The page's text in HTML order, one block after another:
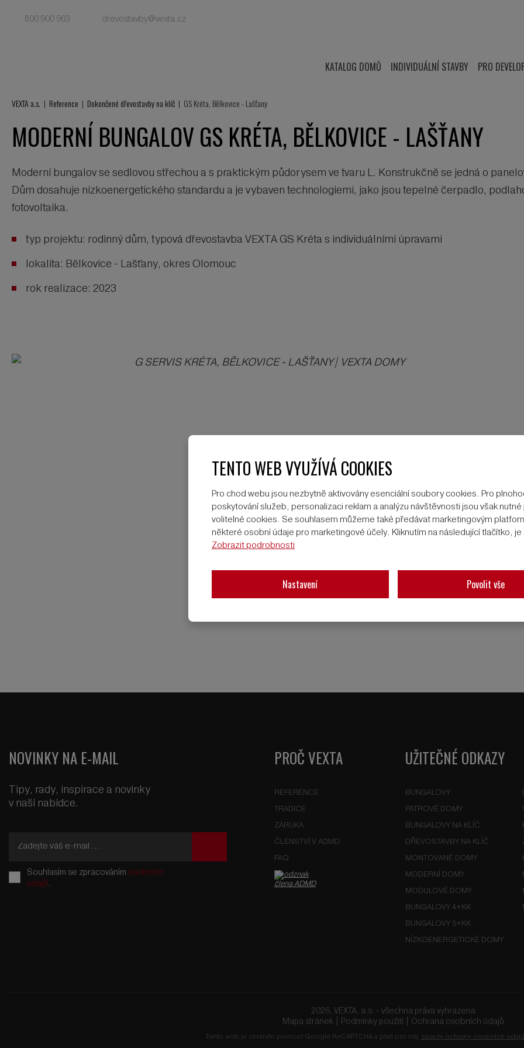
800 900 963 drevostavby@vexta.cz
KATALOG DOMŮ INDIVIDUÁLNÍ STAVBY PRO
VEXTA a.s. Reference Dokončené dřevostavby na klíč GS Kréta, Bělkovice - Lašťany
MODERNÍ BUNGALOV GS KRÉTA, BĚLKOVICE - LAŠŤANY
Moderní bungalov se sedlovou střechou a s praktickým půdorysem ve tvaru L. Konstrukčně se jedná o
Dům dosahuje nízkoenergetického standardu a je vybaven technologiemi, jako jsou tepelné čerpadlo,
fotovoltaika.
typ projektu: rodinný dům, typová dřevostavba VEXTA GS Kréta s individuálními úpravami
lokalita: Bělkovice - Lašťany, okres Olomouc
rok realizace: 2023
NOVINKY NA E-MAIL
Tipy, rady, inspirace a novinky
v naší nabídce.
Souhlasím se zpracováním osobních
údajů .
PROČ VEXTA
REFERENCE
TRADICE
ZÁRUKA
ČLENSTVÍ V ADMD
FAQ
UŽITEČNÉ ODKAZY
BUNGALOVY
PATROVÉ DOMY
BUNGALOVY NA KLÍČ
DŘEVOSTAVBY NA KLÍČ
MONTOVANÉ DOMY
MODERNÍ DOMY
MODULOVÉ DOMY
BUNGALOVY 4+KK
BUNGALOVY 5+KK
NÍZKOENERGETICKÉ DOMY
2026, VEXTA, a.s. - všechna práva vyhrazena
Mapa stránek| Podmínky použití Ochrana osobních údajů
Tento web je chráněn pomocí Google ReCAPTCHA a platí pro něj zásady ochrany osobních údajů
TENTO WEB VYUŽÍVÁ COOKIES
Pro chod webu jsou nezbytně aktivovány esenciální soubory cookies. Pro
poskytování služeb, personalizaci reklam a analýzu návštěvnosti jsou však nutné
volitelné cookies. Se souhlasem můžeme také předávat marketingovým
některé osobní údaje pro marketingové účely. Kliknutím na následující tlačítko, je
Zobrazit podrobnosti
Nastavení Povolit vše